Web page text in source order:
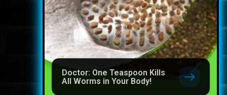
Doctor: One Teaspoon Kills
All Worms in Your Body!